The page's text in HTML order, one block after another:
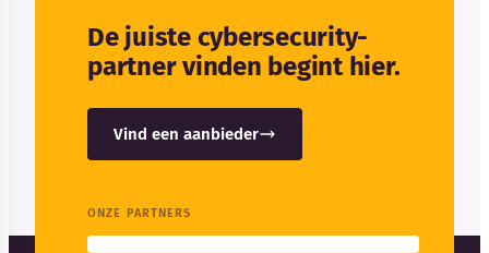
De juiste cybersecurity-
partner vinden begint hier.
Vind een aanbieder
ONZE PARTNERS